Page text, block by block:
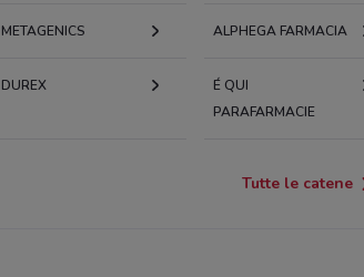
METAGENICS ALPHEGA FARMACIA
DUREX
É QUI
PARAFARMACIE
Tutte le catene